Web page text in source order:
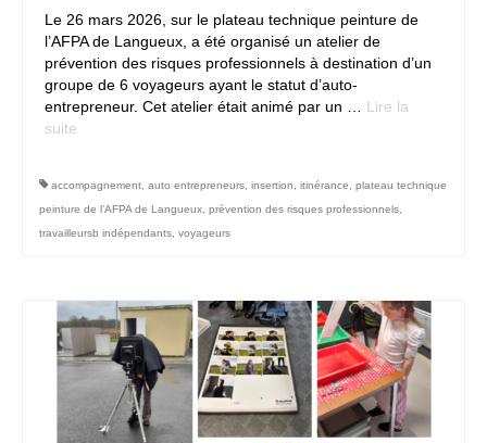
Le 26 mars 2026, sur le plateau technique peinture de
l’AFPA de Langueux, a été organisé un atelier de
prévention des risques professionnels à destination d’un
groupe de 6 voyageurs ayant le statut d’auto-
entrepreneur. Cet atelier était animé par un … Lire la
suite­­
accompagnement auto entrepreneurs insertion itinérance
plateau technique
peinture de l’AFPA de Langueux prévention des risques professionnels
travailleursb indépendants voyageurs